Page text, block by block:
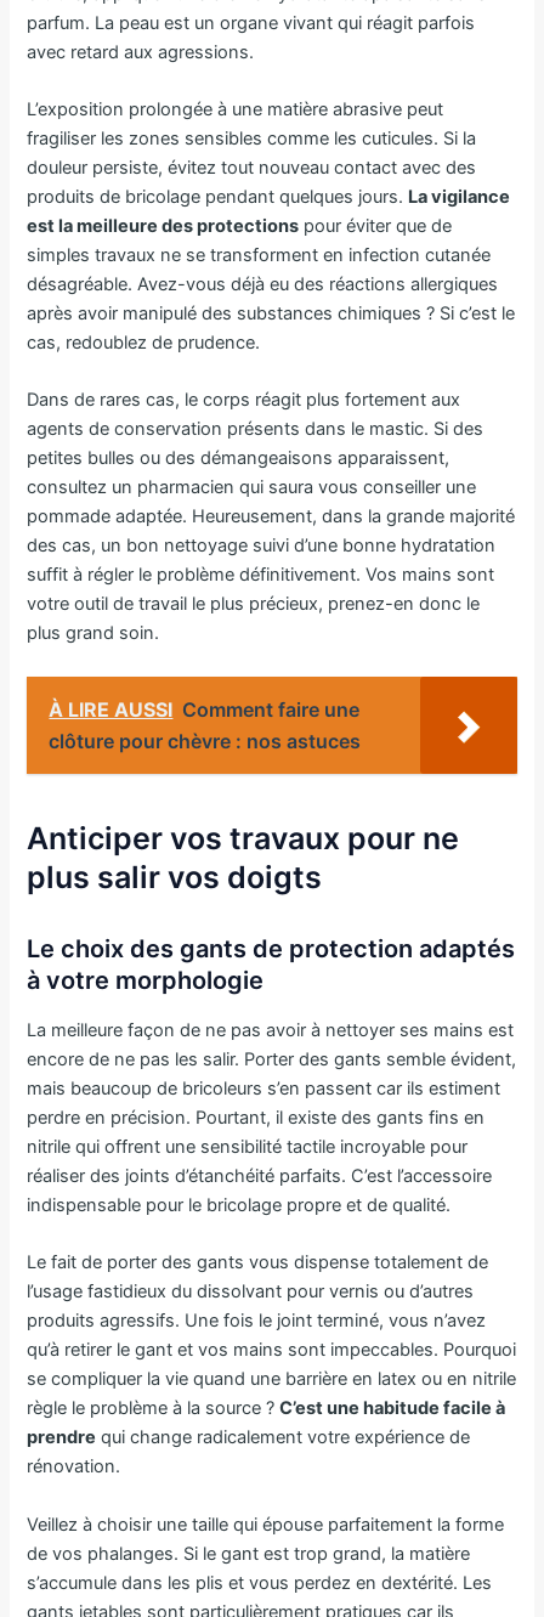
parfum. La peau est un organe vivant qui réagit parfois
avec retard aux agressions.
L’exposition prolongée à une matière abrasive peut
fragiliser les zones sensibles comme les cuticules. Si la
douleur persiste, évitez tout nouveau contact avec des
produits de bricolage pendant quelques jours. La vigilance
est la meilleure des protections pour éviter que de
simples travaux ne se transforment en infection cutanée
désagréable. Avez-vous déjà eu des réactions allergiques
après avoir manipulé des substances chimiques ? Si c’est le
cas, redoublez de prudence.
Dans de rares cas, le corps réagit plus fortement aux
agents de conservation présents dans le mastic. Si des
petites bulles ou des démangeaisons apparaissent,
consultez un pharmacien qui saura vous conseiller une
pommade adaptée. Heureusement, dans la grande majorité
des cas, un bon nettoyage suivi d’une bonne hydratation
suffit à régler le problème définitivement. Vos mains sont
votre outil de travail le plus précieux, prenez-en donc le
plus grand soin.
À LIRE AUSSI Comment faire une
clôture pour chèvre : nos astuces
Anticiper vos travaux pour ne
plus salir vos doigts
Le choix des gants de protection adaptés
à votre morphologie
La meilleure façon de ne pas avoir à nettoyer ses mains est
encore de ne pas les salir. Porter des gants semble évident,
mais beaucoup de bricoleurs s’en passent car ils estiment
perdre en précision. Pourtant, il existe des gants fins en
nitrile qui offrent une sensibilité tactile incroyable pour
réaliser des joints d’étanchéité parfaits. C’est l’accessoire
indispensable pour le bricolage propre et de qualité.
Le fait de porter des gants vous dispense totalement de
l’usage fastidieux du dissolvant pour vernis ou d’autres
produits agressifs. Une fois le joint terminé, vous n’avez
qu’à retirer le gant et vos mains sont impeccables. Pourquoi
se compliquer la vie quand une barrière en latex ou en nitrile
règle le problème à la source ?C’est une habitude facile à
prendre qui change radicalement votre expérience de
rénovation.
Veillez à choisir une taille qui épouse parfaitement la forme
de vos phalanges. Si le gant est trop grand, la matière
s’accumule dans les plis et vous perdez en dextérité. Les
gants jetables sont particulièrement pratiques car ils